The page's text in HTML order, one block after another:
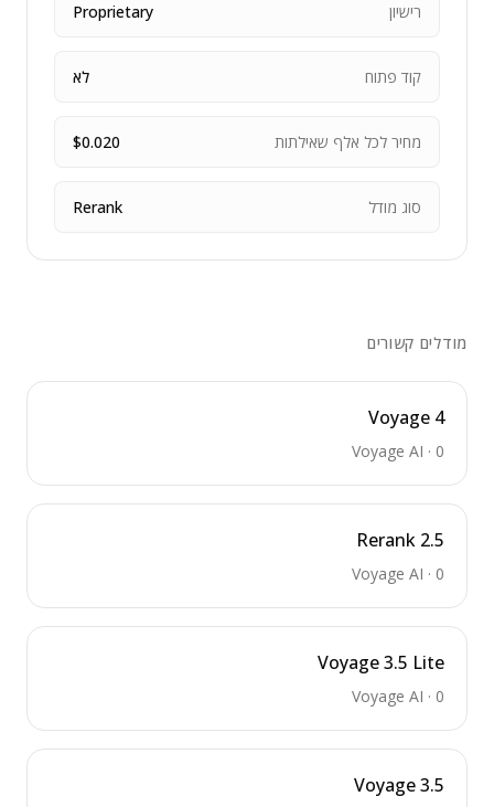
רישיון Proprietary
קוד פתוח לא
מחיר לכל אלף שאילתות $0.020
סוג מודל Rerank
מודלים קשורים
Voyage 4
Voyage AI · 0
Rerank 2.5
Voyage AI · 0
Voyage 3.5 Lite
Voyage AI · 0
Voyage 3.5